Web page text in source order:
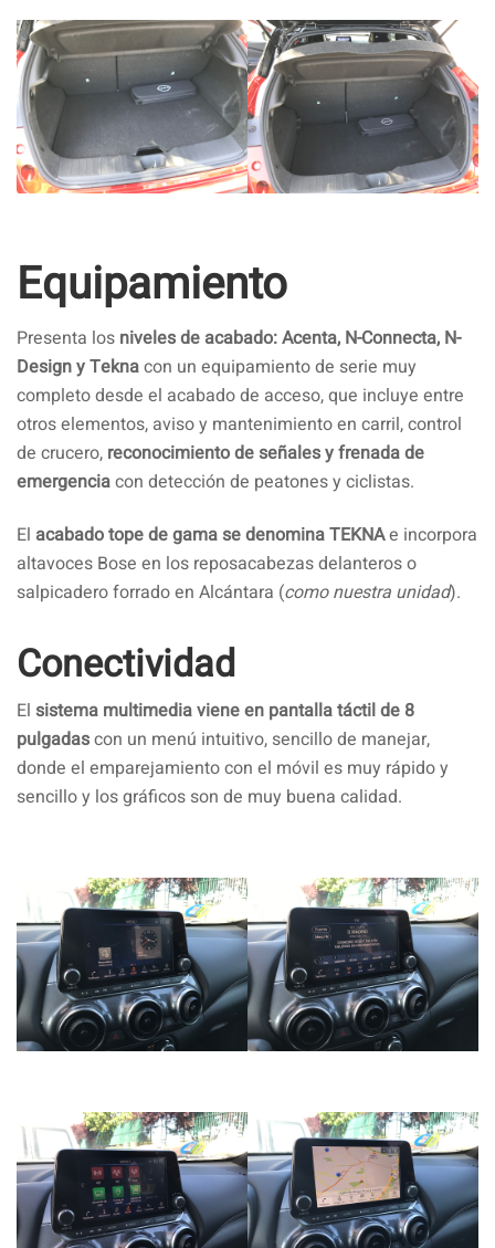
Equipamiento
Presenta los niveles de acabado: Acenta, N-Connecta, N-
Design y Teknacon un equipamiento de serie muy
completo desde el acabado de acceso, que incluye entre
otros elementos, aviso y mantenimiento en carril, control
de crucero, reconocimiento de señales y frenada de
emergenciacon detección de peatones y ciclistas.
El acabado tope de gama se denomina TEKNAe incorpora
altavoces Bose en los reposacabezas delanteros o
salpicadero forrado en Alcántara (como nuestra unidad).
Conectividad
El sistema multimedia viene en pantalla táctil de 8
pulgadascon un menú intuitivo, sencillo de manejar,
donde el emparejamiento con el móvil es muy rápido y
sencillo y los gráficos son de muy buena calidad.